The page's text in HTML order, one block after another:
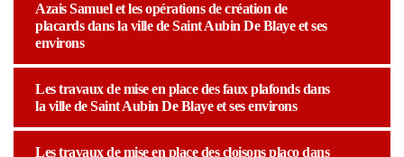
Azais Samuel et les opérations de création de
placards dans la ville de Saint Aubin De Blaye et ses
environs
Les travaux de mise en place des faux plafonds dans
la ville de Saint Aubin De Blaye et ses environs
Les travaux de mise en place des cloisons placo dans